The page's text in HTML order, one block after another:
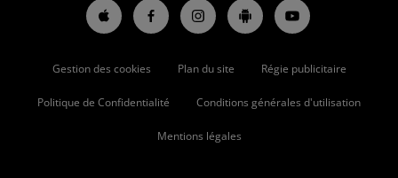
Gestion des cookies Plan du site Régie publicitaire
Politique de Confidentialité Conditions générales d'utilisation
Mentions légales